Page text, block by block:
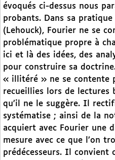
évoqués ci-dessus nous
probants. Dans sa
(Lehouck), Fourier ne se
problématique propre à
ici et là des idées, des
pour construire sa
« illitéré » ne se contente
recueillies lors de lectures
qu’il ne le suggère. Il
systématise ; ainsi de la
acquiert avec Fourier une
mesure avec ce que l’on
prédécesseurs. Il convient